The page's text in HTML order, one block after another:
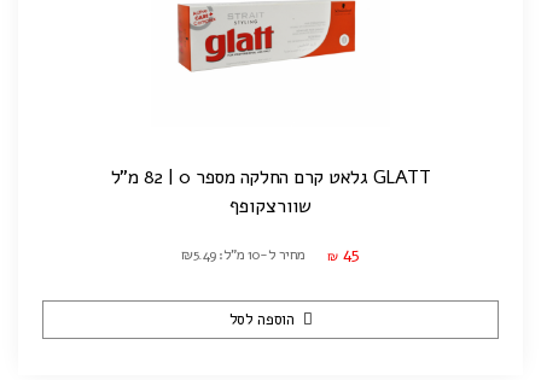
GLATT גלאט קרם החלקה מספר 0 | 82 מ"ל
שוורצקופף
₪ 45 מחיר ל-10 מ"ל: ₪5.49
הוספה לסל